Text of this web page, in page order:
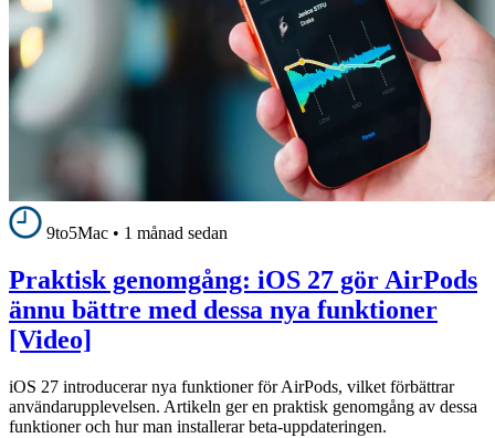
9to5Mac • 1 månad sedan
Praktisk genomgång: iOS 27 gör AirPods
ännu bättre med dessa nya funktioner
[Video]
iOS 27 introducerar nya funktioner för AirPods, vilket förbättrar
användarupplevelsen. Artikeln ger en praktisk genomgång av dessa
funktioner och hur man installerar beta-uppdateringen.